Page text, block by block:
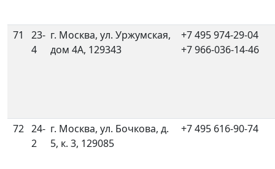
71
23-
4
г. Москва, ул. Уржумская,
дом 4А, 129343
+7 495 974-29-04
+7 966-036-14-46
72 24-
2
г. Москва, ул. Бочкова, д.
5, к. 3, 129085
+7 495 616-90-74